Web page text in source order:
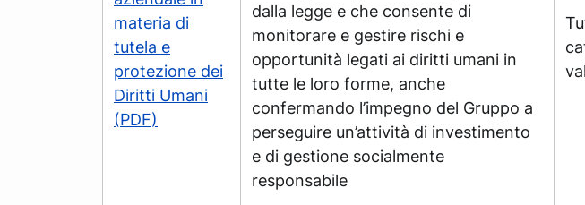
materia di
tutela e
protezione dei
Diritti Umani
(PDF)
dalla legge e che consente di
monitorare e gestire rischi e
opportunità legati ai diritti umani in
tutte le loro forme, anche
confermando l’impegno del Gruppo a
perseguire un’attività di investimento
e di gestione socialmente
responsabile